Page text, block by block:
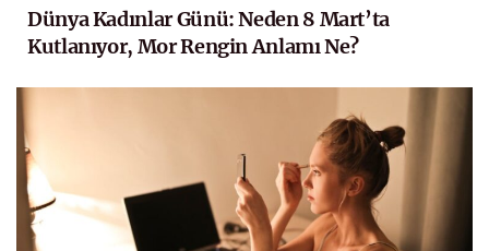
Dünya Kadınlar Günü: Neden 8 Mart’ta
Kutlanıyor, Mor Rengin Anlamı Ne?